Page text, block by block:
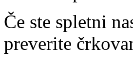
Če ste spletni
preverite